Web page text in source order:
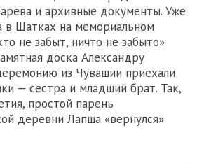
и архивные документы. Уже
в Шатках на мемориальном
не забыт, ничто не забыто»
доска Александру
из Чувашии приехали
— сестра и младший брат. Так,
простой парень
деревни Лапша «вернулся»